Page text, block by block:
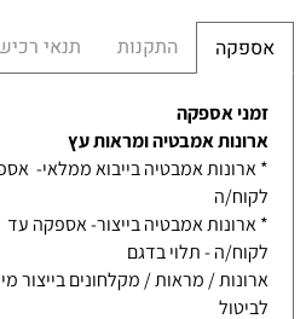
אספקה התקנות תנאי
זמני אספקה
ארונות אמבטיה ומראות עץ
לקוח/ה
לקוח/ה - תלוי בדגם
ארונות / מראות / מקלחונים בייצור
לביטול